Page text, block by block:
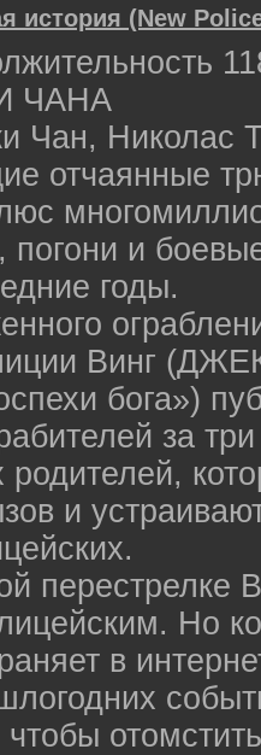
история (New
ЧАНА
Чан, Николас
отчаянные
погони и
годы.
Винг
бога»)
за
родителей,
и
перестрелке
Но
в